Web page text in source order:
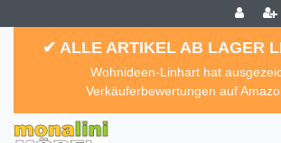
✔ ALLE ARTIKEL AB LAGER
Wohnideen-Linhart hat
Verkäuferbewertungen auf